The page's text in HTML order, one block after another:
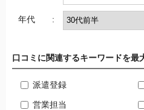
もうメールも電話も拒否設定に
年代 :
口コミに関連するキーワードを最
派遣登録
営業担当